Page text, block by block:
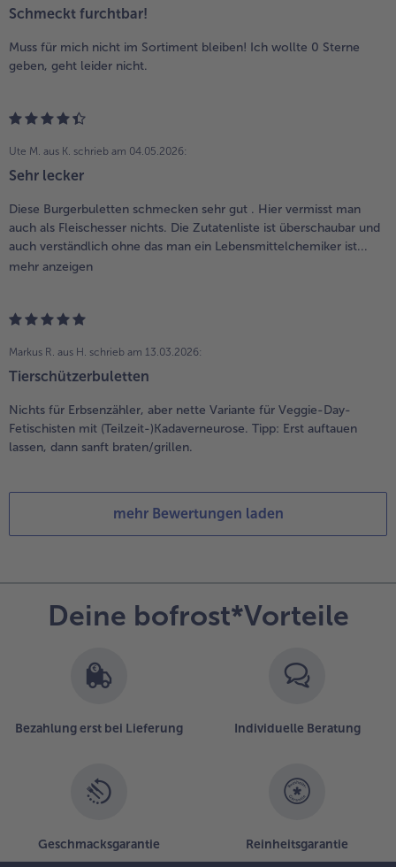
Schmeckt furchtbar!
Muss für mich nicht im Sortiment bleiben! Ich wollte 0 Sterne
geben, geht leider nicht.
Ute M. aus K. schrieb am 04.05.2026:
Sehr lecker
Diese Burgerbuletten schmecken sehr gut . Hier vermisst man
auch als Fleischesser nichts. Die Zutatenliste ist überschaubar und
auch verständlich ohne das man ein Lebensmittelchemiker ist...
mehr anzeigen
Markus R. aus H. schrieb am 13.03.2026:
Tierschützerbuletten
Nichts für Erbsenzähler, aber nette Variante für Veggie-Day-
Fetischisten mit (Teilzeit-)Kadaverneurose. Tipp: Erst auftauen
lassen, dann sanft braten/grillen.
mehr Bewertungen laden
Deine bofrost*Vorteile
Bezahlung erst bei Lieferung Individuelle Beratung
Geschmacksgarantie Reinheitsgarantie